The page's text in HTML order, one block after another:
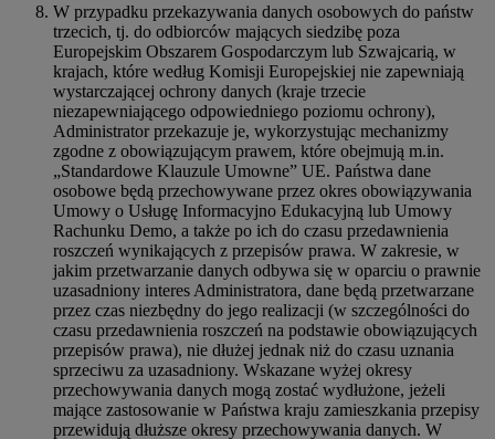
W przypadku przekazywania danych osobowych do państw
trzecich, tj. do odbiorców mających siedzibę poza
Europejskim Obszarem Gospodarczym lub Szwajcarią, w
krajach, które według Komisji Europejskiej nie zapewniają
wystarczającej ochrony danych (kraje trzecie
niezapewniającego odpowiedniego poziomu ochrony),
Administrator przekazuje je, wykorzystując mechanizmy
zgodne z obowiązującym prawem, które obejmują m.in.
„Standardowe Klauzule Umowne” UE. Państwa dane
osobowe będą przechowywane przez okres obowiązywania
Umowy o Usługę Informacyjno Edukacyjną lub Umowy
Rachunku Demo, a także po ich do czasu przedawnienia
roszczeń wynikających z przepisów prawa. W zakresie, w
jakim przetwarzanie danych odbywa się w oparciu o prawnie
uzasadniony interes Administratora, dane będą przetwarzane
przez czas niezbędny do jego realizacji (w szczególności do
czasu przedawnienia roszczeń na podstawie obowiązujących
przepisów prawa), nie dłużej jednak niż do czasu uznania
sprzeciwu za uzasadniony. Wskazane wyżej okresy
przechowywania danych mogą zostać wydłużone, jeżeli
mające zastosowanie w Państwa kraju zamieszkania przepisy
przewidują dłuższe okresy przechowywania danych. W